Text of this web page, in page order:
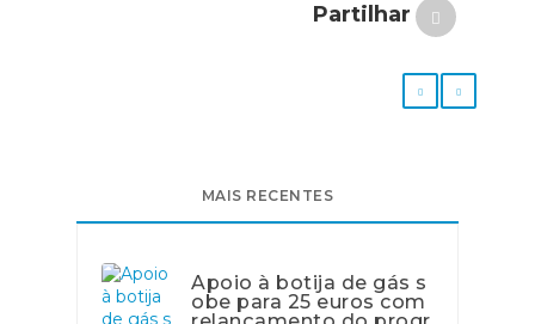
Partilhar
MAIS RECENTES
Apoio à botija de gás s
obe para 25 euros com